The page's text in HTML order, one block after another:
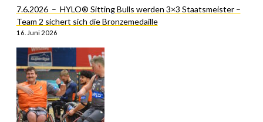
7.6.2026 – HYLO® Sitting Bulls werden 3×3 Staatsmeister –
Team 2 sichert sich die Bronzemedaille
16. Juni 2026